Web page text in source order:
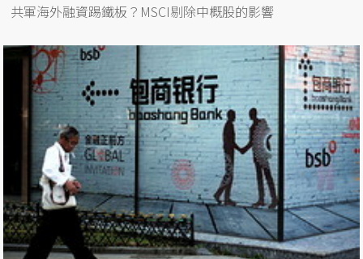
共軍海外融資踢鐵板？MSCI剔除中概股的影響